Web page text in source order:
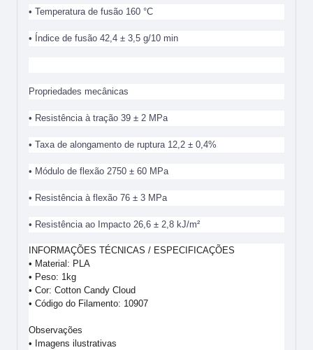
• Temperatura de fusão 160 °C
• Índice de fusão 42,4 ± 3,5 g/10 min
Propriedades mecânicas
• Resistência à tração 39 ± 2 MPa
• Taxa de alongamento de ruptura 12,2 ± 0,4%
• Módulo de flexão 2750 ± 60 MPa
• Resistência à flexão 76 ± 3 MPa
• Resistência ao Impacto 26,6 ± 2,8 kJ/m²
INFORMAÇÕES TÉCNICAS / ESPECIFICAÇÕES
• Material: PLA
• Peso: 1kg
• Cor: Cotton Candy Cloud
• Código do Filamento: 10907
Observações
• Imagens ilustrativas